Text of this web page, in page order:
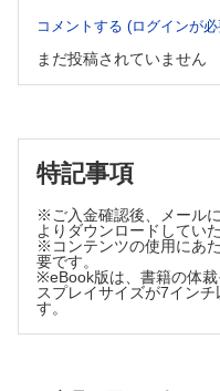
Ⅰ 学習目標
Ⅱ 学習内容のアウトライ
Ⅶ 重症感―小児初期評価
Ⅸ 自覚症状の評価
Ⅹ 小児でとくに考慮す
Ⅺ バイタルサイン―生
Ⅻ 非生理学的パラメー
コメントする (ログインが
まだ投稿されていません
特記事項
※ご入金確認後、メール
よりダウンロードしてい
※コンテンツの使用にあ
要です。
※eBook版は、書籍の体
スプレイサイズが7イン
す。